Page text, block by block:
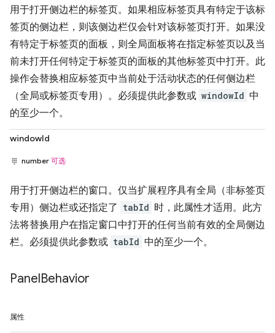
用于打开侧边栏的标签页。如果相应标签页具有特定于该标
签页的侧边栏，则该侧边栏仅会针对该标签页打开。如果没
有特定于标签页的面板，则全局面板将在指定标签页以及当
前未打开任何特定于标签页的面板的其他标签页中打开。此
操作会替换相应标签页中当前处于活动状态的任何侧边栏
（全局或标签页专用）。必须提供此参数或 windowId 中
的至少一个。
windowId
number 可选
用于打开侧边栏的窗口。仅当扩展程序具有全局（非标签页
专用）侧边栏或还指定了 tabId 时，此属性才适用。此方
法将替换用户在指定窗口中打开的任何当前有效的全局侧边
栏。必须提供此参数或 tabId 中的至少一个。
PanelBehavior
属性